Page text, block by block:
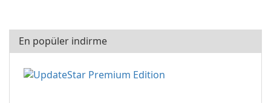
En popüler indirme